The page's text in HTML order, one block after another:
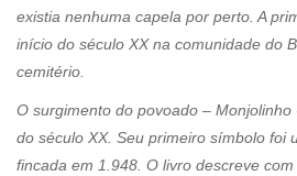
existia nenhuma capela por perto. A
início do século XX na comunidade do
cemitério.
O surgimento do povoado –
do século XX. Seu primeiro símbolo foi
fincada em 1.948. O livro descreve